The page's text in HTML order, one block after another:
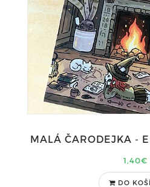
MALÁ ČARODEJKA -
1,40€
DO